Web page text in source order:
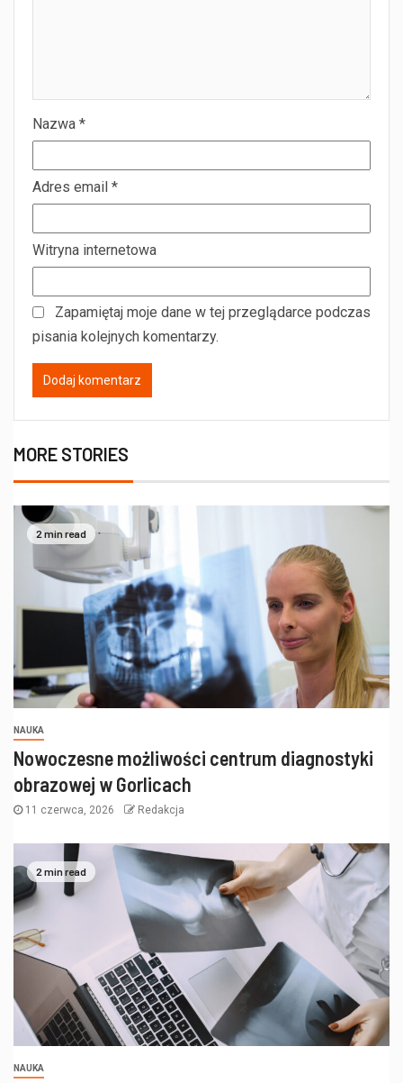
Nazwa *
Adres email *
Witryna internetowa
Zapamiętaj moje dane w tej przeglądarce podczas
pisania kolejnych komentarzy.
MORE STORIES
2 min read
NAUKA
Nowoczesne możliwości centrum diagnostyki
obrazowej w Gorlicach
11 czerwca, 2026 Redakcja
2 min read
NAUKA